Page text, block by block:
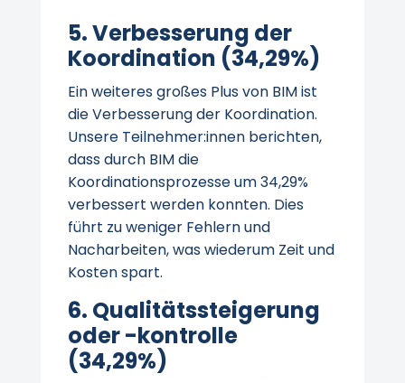
5. Verbesserung der
Koordination (34,29%)
Ein weiteres großes Plus von BIM ist
die Verbesserung der Koordination.
Unsere Teilnehmer:innen berichten,
dass durch BIM die
Koordinationsprozesse um 34,29%
verbessert werden konnten. Dies
führt zu weniger Fehlern und
Nacharbeiten, was wiederum Zeit und
Kosten spart.
6. Qualitätssteigerung
oder -kontrolle
(34,29%)